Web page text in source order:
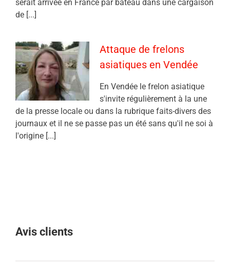
serait arrivée en France par bateau dans une cargaison
de [...]
Attaque de frelons
asiatiques en Vendée
En Vendée le frelon asiatique
s'invite régulièrement à la une
de la presse locale ou dans la rubrique faits-divers des
journaux et il ne se passe pas un été sans qu'il ne soi à
l'origine [...]
Avis clients